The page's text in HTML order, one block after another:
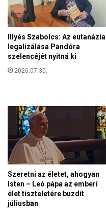
-
c
á
ó
s
n
o
k
b
e
s
n
y
e
t
e
k
o
ó
g
i
a
v
Illyés Szabolcs: Az eutanázia
legalizálása Pandóra
szelencéjét nyitná ki
2026.07.30.
Szeretni az életet, ahogyan
Isten – Leó pápa az emberi
élet tiszteletére buzdít
júliusban